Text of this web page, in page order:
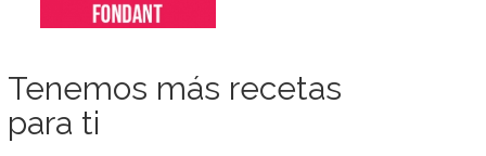
Tenemos más recetas
para ti